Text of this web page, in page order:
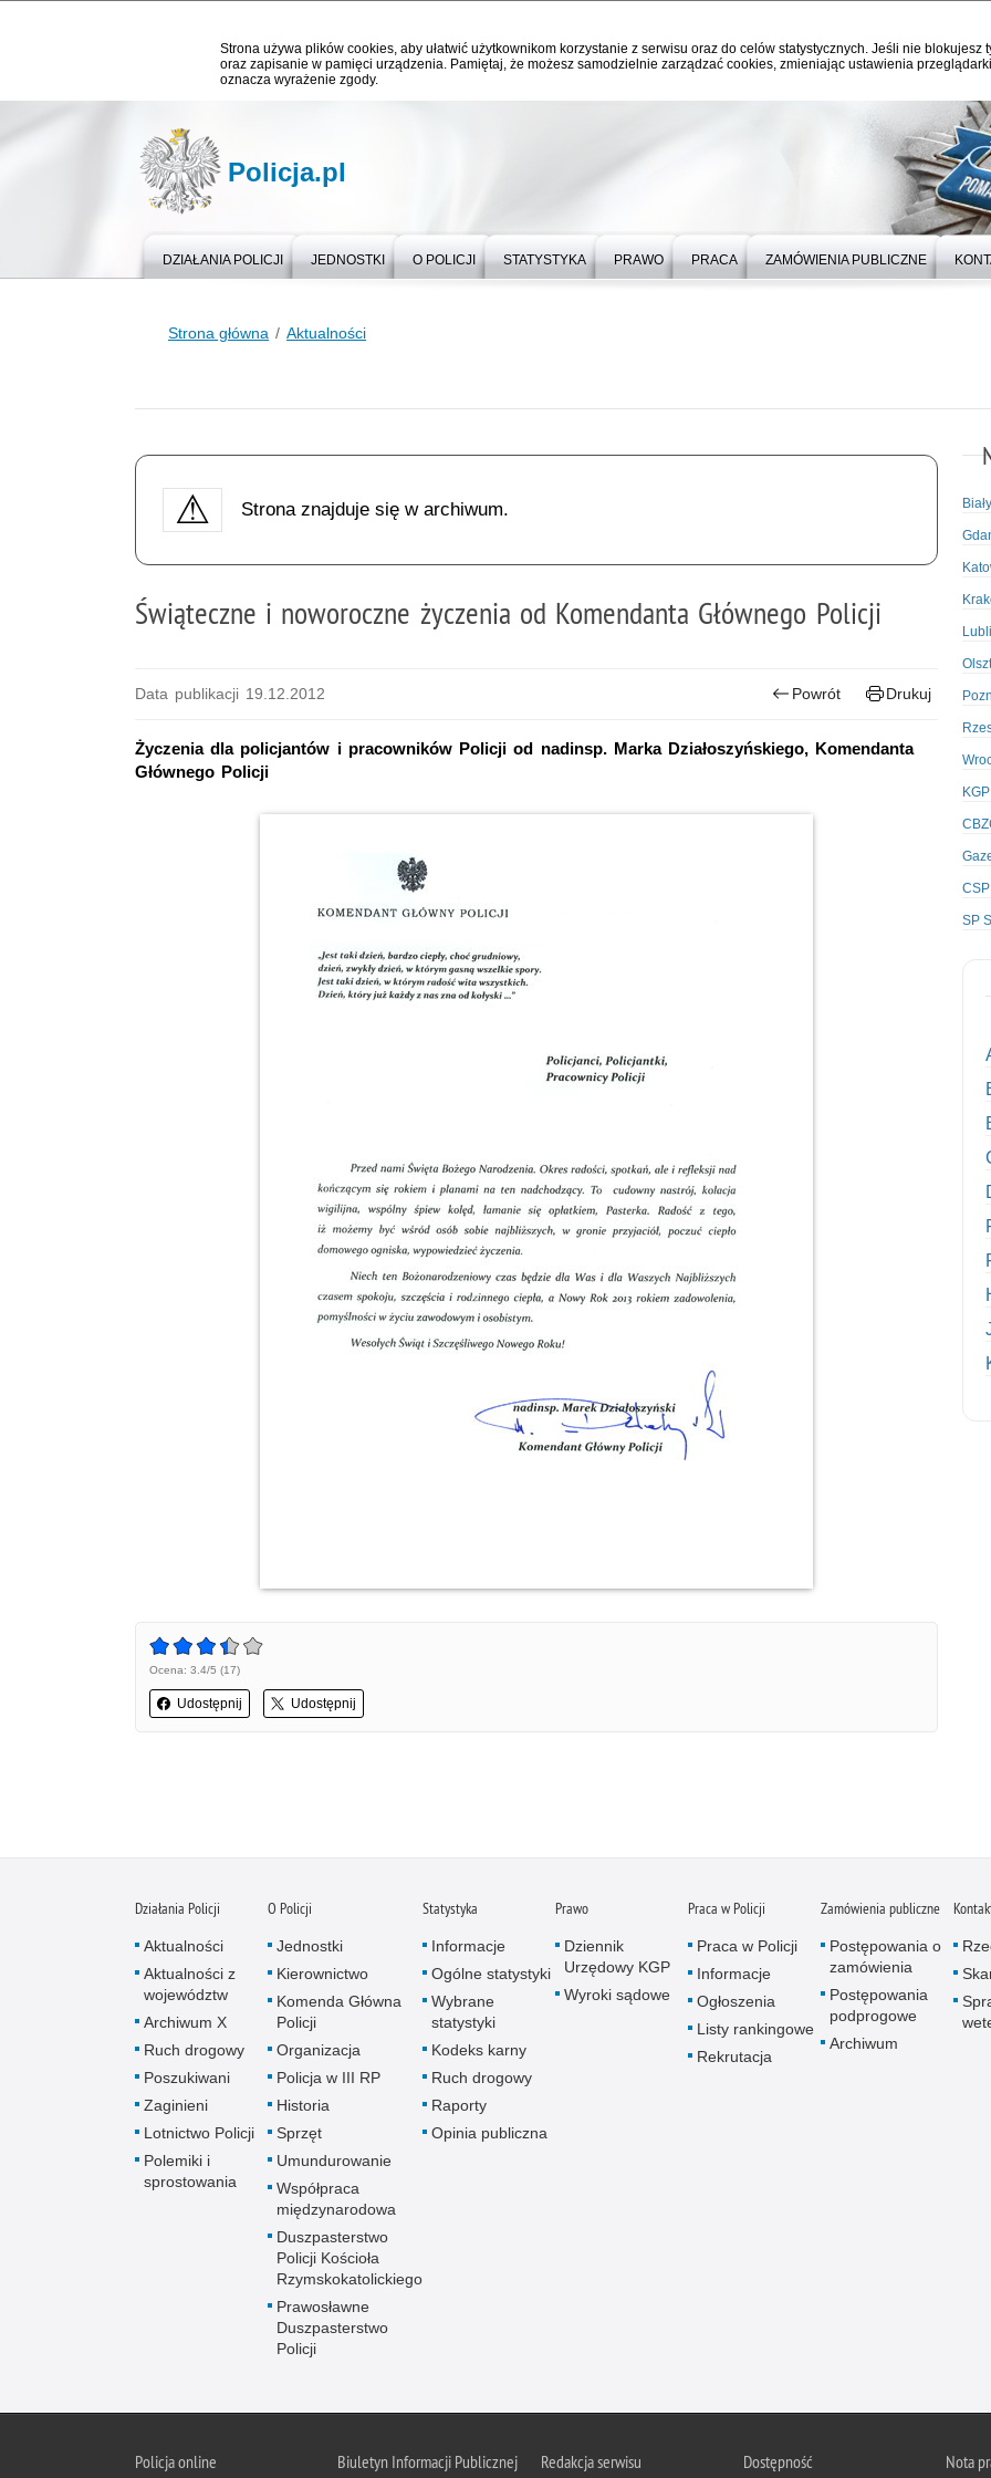
Strona używa plików cookies, aby ułatwić użytkownikom korzystanie z serwisu oraz do celów statystycznych. Jeśli nie blokujesz
oraz zapisanie w pamięci urządzenia. Pamiętaj, że możesz samodzielnie zarządzać cookies, zmieniając ustawienia
oznacza wyrażenie zgody.
Policja.pl
DZIAŁANIA POLICJI JEDNOSTKI O POLICJI STATYSTYKA PRAWO PRACA ZAMÓWIENIA PUBLICZNE
Strona główna Aktualności
Strona znajduje się w archiwum.
Świąteczne i noworoczne życzenia od Komendanta Głównego Policji
Data publikacji 19.12.2012 Powrót Drukuj
Życzenia dla policjantów i pracowników Policji od nadinsp. Marka Działoszyńskiego, Komendanta
Głównego Policji
Ocena: 3.4/5 (17)
Udostępnij Udostępnij
KGP
SP
Działania Policji
Aktualności
Aktualności z
województw
Archiwum X
Ruch drogowy
Poszukiwani
Zaginieni
Lotnictwo Policji
Polemiki i
sprostowania
O Policji
Jednostki
Kierownictwo
Komenda Główna
Policji
Organizacja
Policja w III RP
Historia
Sprzęt
Umundurowanie
Współpraca
międzynarodowa
Duszpasterstwo
Policji Kościoła
Rzymskokatolickiego
Prawosławne
Duszpasterstwo
Policji
Statystyka
Informacje
Ogólne statystyki
Wybrane
statystyki
Kodeks karny
Ruch drogowy
Raporty
Opinia publiczna
Prawo
Dziennik
Urzędowy KGP
Wyroki sądowe
Praca w Policji
Praca w Policji
Informacje
Ogłoszenia
Listy rankingowe
Rekrutacja
Zamówienia publiczne
Postępowania o
zamówienia
Postępowania
podprogowe
Archiwum
Policjaonline Biuletyn Informacji Publicznej Redakcja serwisu Dostępność Nota